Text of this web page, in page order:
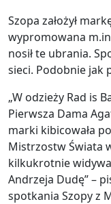
Szopa założył
wypromowana
nosił te ubrania.
sieci. Podobnie jak
„W odzieży Rad is
Pierwsza Dama
marki kibicowała
Mistrzostw Świata
kilkukrotnie
Andrzeja Dudę” –
spotkania Szopy z